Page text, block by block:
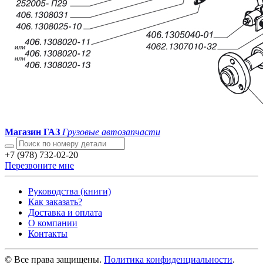
Магазин ГАЗ Грузовые автозапчасти
+7 (978) 732-02-20
Перезвоните мне
Руководства (книги)
Как заказать?
Доставка и оплата
О компании
Контакты
© Все права защищены. Политика конфиденциальности.